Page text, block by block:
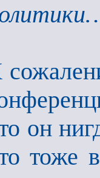
он
тоже